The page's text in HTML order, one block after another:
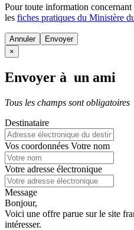
Pour toute information concernant
les fiches pratiques du Ministère
Annuler
×
Envoyer à un ami
Tous les champs sont obligatoires
Destinataire
Vos coordonnées Votre nom
Votre adresse électronique
Message
Bonjour,
Voici une offre parue sur le site
intéresser.